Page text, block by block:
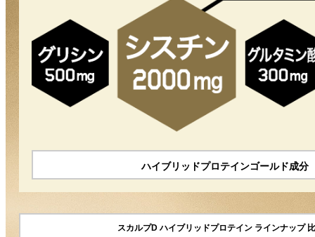
ハイブリッドプロテインゴールド成分
スカルプD ハイブリッドプロテイン ラインナップ